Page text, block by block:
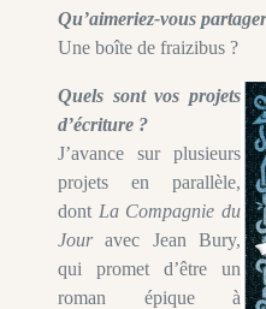
Qu’aimeriez-vous
Une boîte de fraizibus ?
Quels sont vos projets
d’écriture ?
J’avance sur plusieurs
projets en parallèle,
dont La Compagnie du
Jouravec Jean Bury,
qui promet d’être un
roman épique à